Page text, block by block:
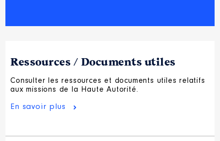
Ressources / Documents utiles
Consulter les ressources et documents utiles relatifs
aux missions de la Haute Autorité.
En savoir plus